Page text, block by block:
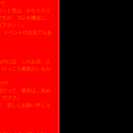
、
と見は、かなり入り
が、コレを機会に、
さい！』
ベントの主旨でもあ
には、このお店、入
っこう勇気がいるか
!!!!
って、最初は…初め
フフ』
宜しくお願い申し上